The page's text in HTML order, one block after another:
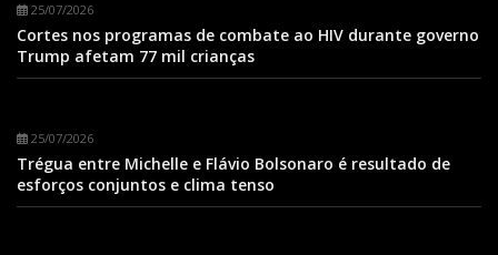
25/07/2026
Cortes nos programas de combate ao HIV durante governo
Trump afetam 77 mil crianças
25/07/2026
Trégua entre Michelle e Flávio Bolsonaro é resultado de
esforços conjuntos e clima tenso